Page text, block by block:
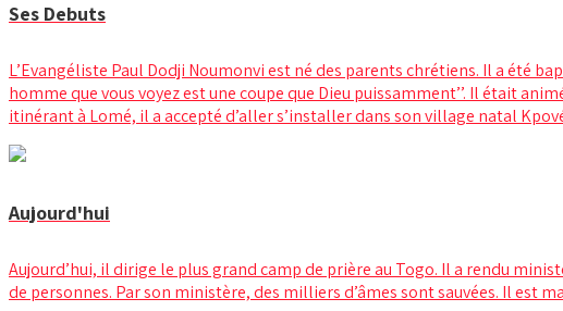
Ses Debuts
L’Evangéliste Paul Dodji Noumonvi est né des parents chrétiens. Il a été
homme que vous voyez est une coupe que Dieu puissamment’’. Il était
itinérant à Lomé, il a accepté d’aller s’installer dans son village natal
Aujourd'hui
Aujourd’hui, il dirige le plus grand camp de prière au Togo. Il a rendu
de personnes. Par son ministère, des milliers d’âmes sont sauvées. Il est